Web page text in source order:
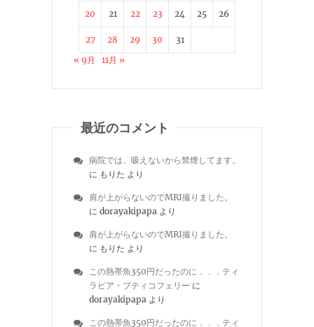
20 21 22 23 24 25 26
27 28 29 30
31
« 9月
11月 »
最近のコメント
病院では、吸えないから禁煙してます。
に もりた より
肩が上がらないのでMRI撮りました。
に dorayakipapa より
肩が上がらないのでMRI撮りました。
に もりた より
この熱帯魚350円だったのに．．．ティ
ラピア・ブティコフェリー に
dorayakipapa より
この熱帯魚350円だったのに．．．ティ